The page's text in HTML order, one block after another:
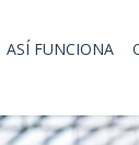
ASÍ FUNCIONA